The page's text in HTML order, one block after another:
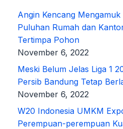
Angin Kencang
Puluhan Rumah dan
Tertimpa Pohon
November 6, 2022
Meski Belum Jelas Liga 1
Persib Bandung Tetap
November 6, 2022
W20 Indonesia UMKM
Perempuan-perempuan